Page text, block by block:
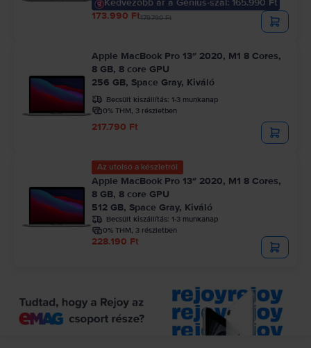
173.990 Ft179.790 Ft
Apple MacBook Pro 13″ 2020, M1 8 Cores,
8 GB, 8 core GPU
256 GB, Space Gray, Kiváló
Becsült kiszállítás: 1-3 munkanap
0% THM, 3 részletben
217.790 Ft
Az utolsó a készletről
Apple MacBook Pro 13″ 2020, M1 8 Cores,
8 GB, 8 core GPU
512 GB, Space Gray, Kiváló
Becsült kiszállítás: 1-3 munkanap
0% THM, 3 részletben
228.190 Ft